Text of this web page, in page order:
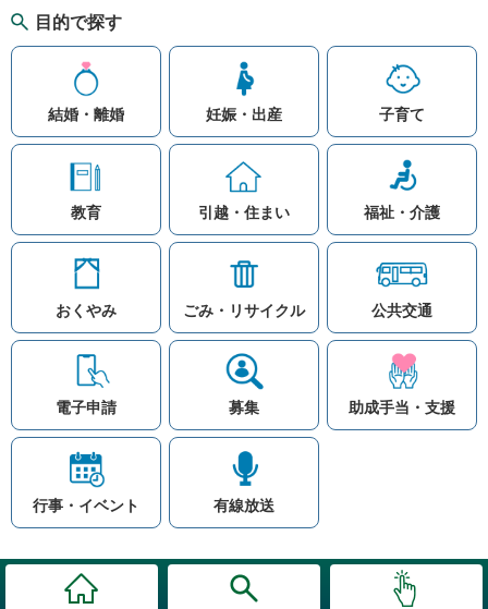
知りたい情報を検索
注目ワード
公共交通
入札
高齢者福祉 補助金
目的で探す
結婚・離婚 妊娠・出産 子育て
教育 引越・住まい 福祉・介護
おくやみ ごみ・リサイクル 公共交通
電子申請 募集 助成手当・支援
行事・イベント 有線放送
お問い合わせ
リンク集
このホームページ
著作権と免責事項につ
プライバシーポリシー
© Village Hara